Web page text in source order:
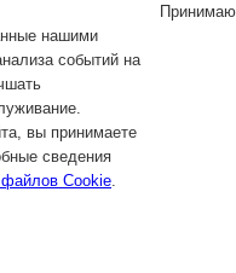
нашими
событий на
вы принимаете
сведения
Cookie.
Принимаю